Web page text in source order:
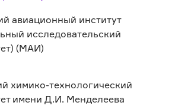
авиационный институт
исследовательский
(МАИ)
химико-технологический
имени Д.И. Менделеева